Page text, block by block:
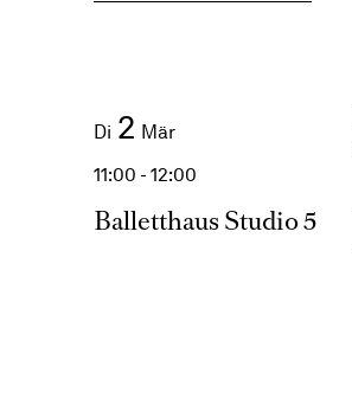
Di 2 Mär
11:00 - 12:00
Balletthaus Studio 5